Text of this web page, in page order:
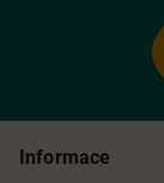
Informace